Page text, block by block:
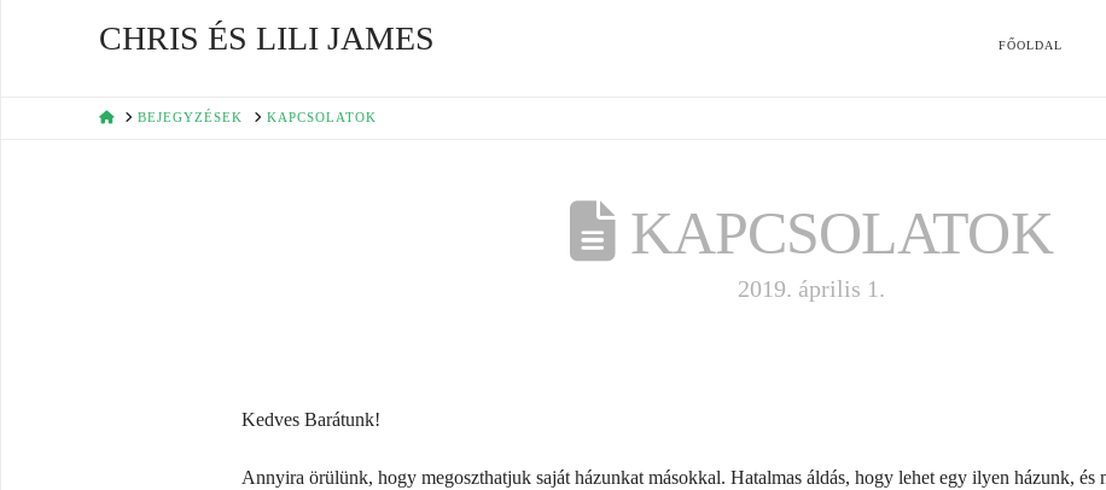
CHRIS ÉS LILI JAMES FŐOLDAL
HOMEBEJEGYZÉSEK KAPCSOLATOK
KAPCSOLATOK
2019. április 1.
Kedves Barátunk!
Annyira örülünk, hogy megoszthatjuk saját házunkat másokkal. Hatalmas áldás, hogy lehet egy ilyen házunk, és